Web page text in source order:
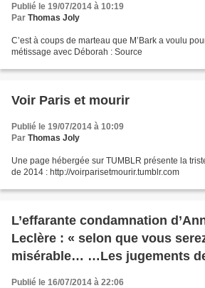
Publié le 19/07/2014 à 10:19
Par Thomas Joly
C’est à coups de marteau que M’Bark a voulu
métissage avec Déborah : Source
Voir Paris et mourir
Publié le 19/07/2014 à 10:09
Par Thomas Joly
Une page hébergée sur TUMBLR présente la
de 2014 : http://voirparisetmourir.tumblr.com
L’effarante condamnation
Leclère : « selon que vous
misérable… …Les jugements de Cour vous
rendront blanc ou noir »
Publié le 16/07/2014 à 22:06